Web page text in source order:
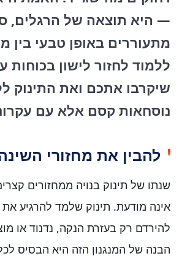
— היא תוצאה של הרגלים,
מתעוררים באופן טבעי בין
ללמוד לחזור לישון
שיקרבו אתכם ואת התינוק
נוסחאות קסם אלא עם
להבין את מחזורי
שנתו של תינוק בנויה ממחזורים
אינה מודעת. תינוק שלמד להרגיע את
להירדם רק בעזרת הנקה, נדנוד או
הבנה של המנגנון הזה היא הבסיס